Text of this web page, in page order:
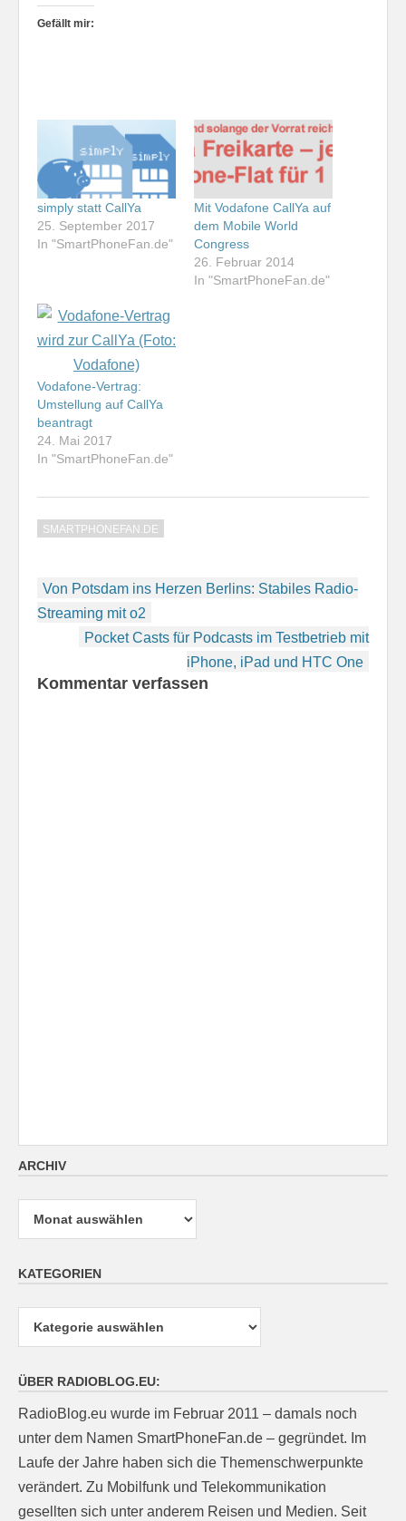
Gefällt mir:
simply statt CallYa
25. September 2017
In "SmartPhoneFan.de"
Mit Vodafone CallYa auf
dem Mobile World
Congress
26. Februar 2014
In "SmartPhoneFan.de"
Vodafone-Vertrag:
Umstellung auf CallYa
beantragt
24. Mai 2017
In "SmartPhoneFan.de"
SMARTPHONEFAN.DE
Beitragsnavigation
Von Potsdam ins Herzen Berlins: Stabiles Radio-
Streaming mit o2
Pocket Casts für Podcasts im Testbetrieb mit
iPhone, iPad und HTC One
Kommentar verfassen
ARCHIV
Archiv
KATEGORIEN
ÜBER RADIOBLOG.EU:
RadioBlog.eu wurde im Februar 2011 – damals noch
unter dem Namen SmartPhoneFan.de – gegründet. Im
Laufe der Jahre haben sich die Themenschwerpunkte
verändert. Zu Mobilfunk und Telekommunikation
gesellten sich unter anderem Reisen und Medien. Seit